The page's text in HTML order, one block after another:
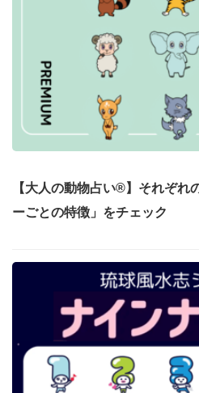
【大人の動物占い®】それぞれ
ーごとの特徴」をチェック